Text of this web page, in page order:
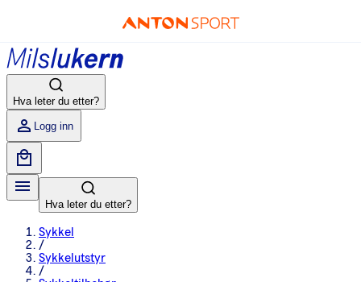
Hva leter du etter?
Logg inn
Hva leter du etter?
Sykkel
/
Sykkelutstyr
/